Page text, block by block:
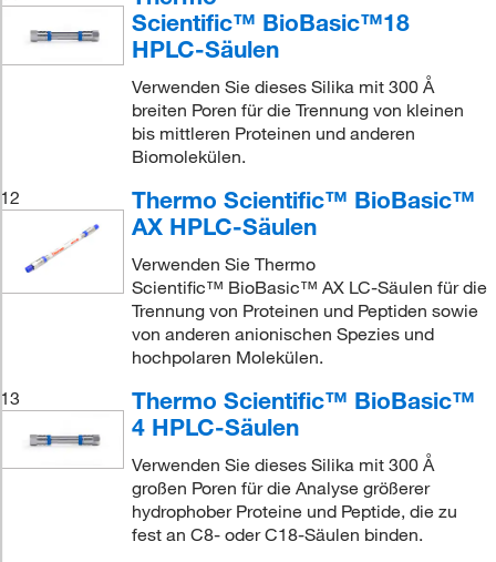
Scientific™ BioBasic™18
HPLC-Säulen
Verwenden Sie dieses Silika mit 300 Å
breiten Poren für die Trennung von kleinen
bis mittleren Proteinen und anderen
Biomolekülen.
12
Thermo Scientific™ BioBasic™
AX HPLC-Säulen
Verwenden Sie Thermo
Scientific™ BioBasic™ AX LC-Säulen für die
Trennung von Proteinen und Peptiden sowie
von anderen anionischen Spezies und
hochpolaren Molekülen.
13
Thermo Scientific™ BioBasic™
4 HPLC-Säulen
Verwenden Sie dieses Silika mit 300 Å
großen Poren für die Analyse größerer
hydrophober Proteine und Peptide, die zu
fest an C8- oder C18-Säulen binden.